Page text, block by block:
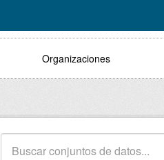
Organizaciones